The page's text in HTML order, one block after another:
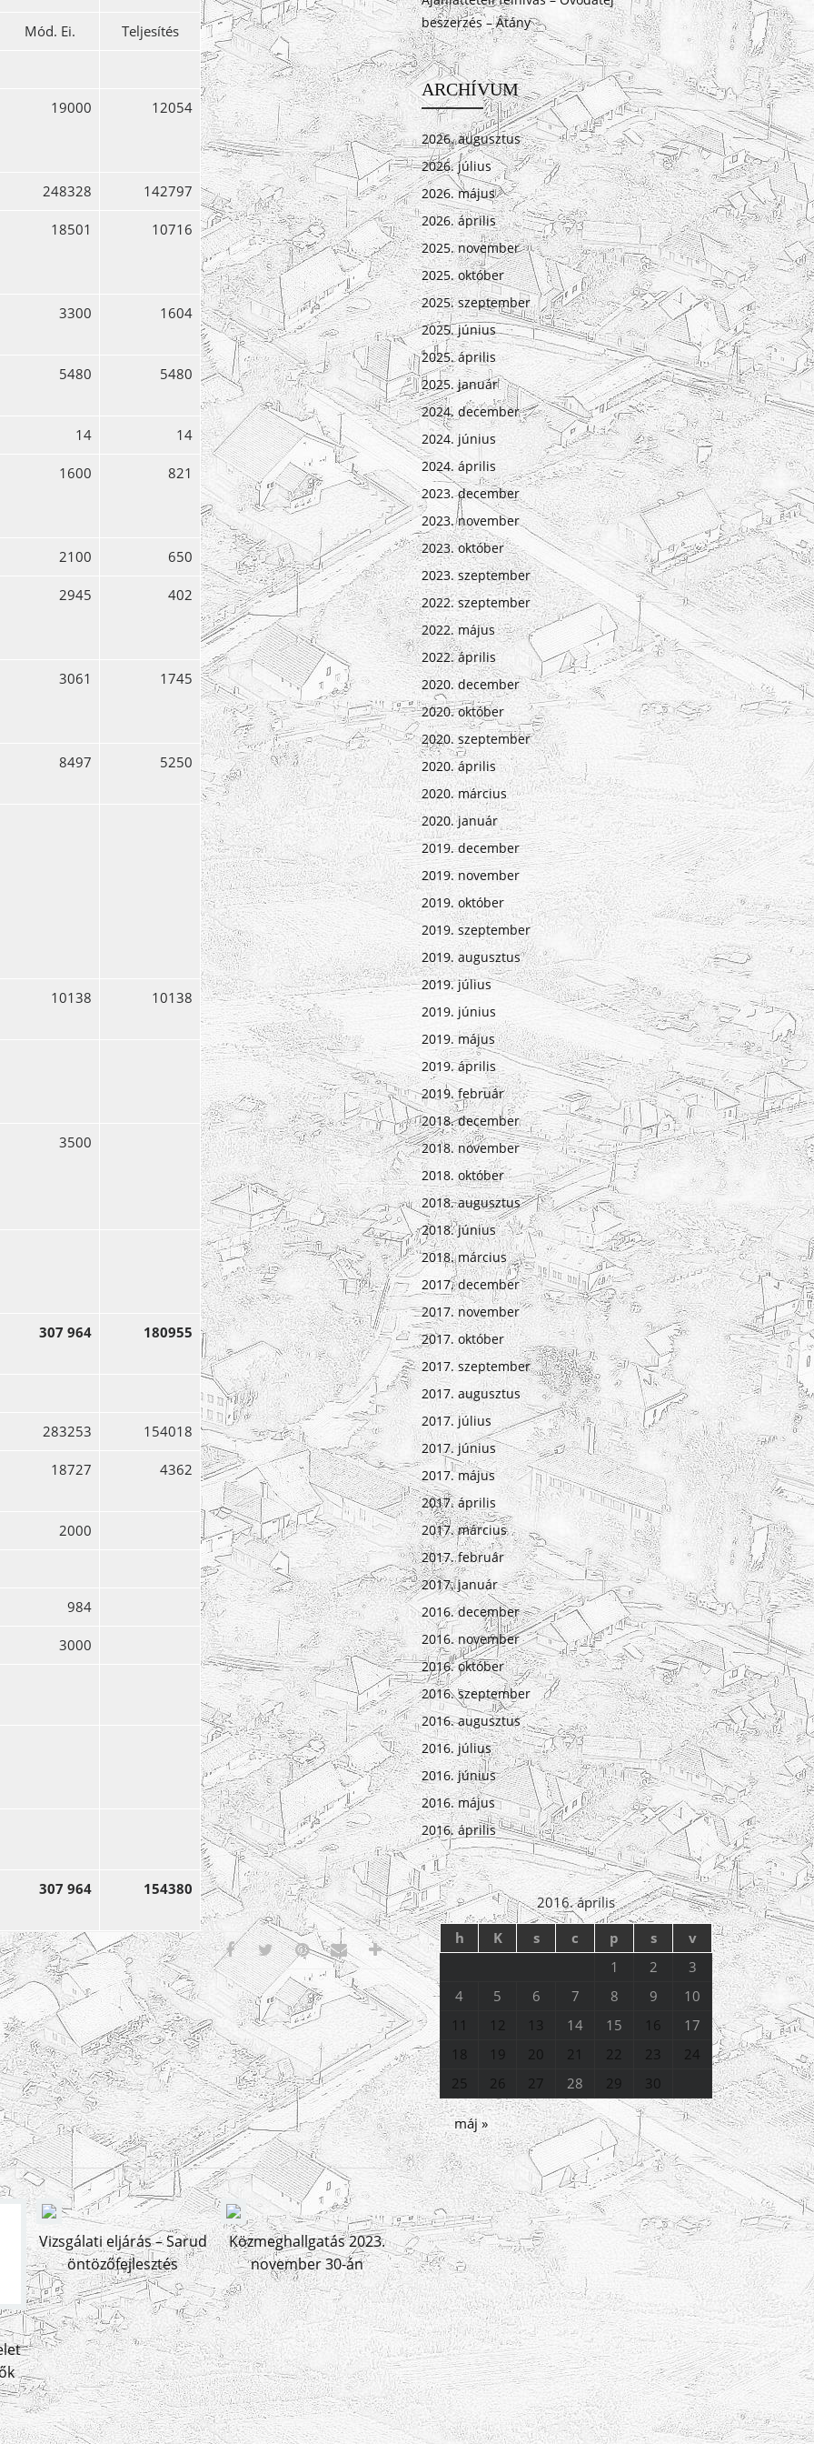
Mód. Ei. Teljesítés
19000 12054
248328 142797
18501 10716
3300 1604
5480 5480
14 14
1600 821
2100 650
2945 402
3061 1745
8497 5250
10138 10138
3500
307 964 180955
283253 154018
18727 4362
2000
984
3000
307 964 154380
Vizsgálati eljárás – Sarud
öntözőfejlesztés
Közmeghallgatás 2023.
november 30-án
beszerzés – Átány
ARCHÍVUM
2026. augusztus
2026. július
2026. május
2026. április
2025. november
2025. október
2025. szeptember
2025. június
2025. április
2025. január
2024. december
2024. június
2024. április
2023. december
2023. november
2023. október
2023. szeptember
2022. szeptember
2022. május
2022. április
2020. december
2020. október
2020. szeptember
2020. április
2020. március
2020. január
2019. december
2019. november
2019. október
2019. szeptember
2019. augusztus
2019. július
2019. június
2019. május
2019. április
2019. február
2018. december
2018. november
2018. október
2018. augusztus
2018. június
2018. március
2017. december
2017. november
2017. október
2017. szeptember
2017. augusztus
2017. július
2017. június
2017. május
2017. április
2017. március
2017. február
2017. január
2016. december
2016. november
2016. október
2016. szeptember
2016. augusztus
2016. július
2016. június
2016. május
2016. április
2016. április
h
K s c p s
v
1
2
3
4
5 6 7 8 9
10
11
12 13 14 15 16
17
18
19 20 21 22 23
24
25
26 27 28 29 30
máj »